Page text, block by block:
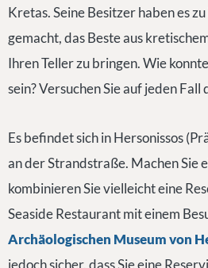
Kretas. Seine Besitzer haben es
gemacht, das Beste aus
Ihren Teller zu bringen. Wie
sein? Versuchen Sie auf jeden Fall
Es befindet sich in Hersonissos
an der Strandstraße. Machen Sie
kombinieren Sie vielleicht eine
Seaside Restaurant mit einem
Archäologischen Museum von
jedoch sicher, dass Sie eine